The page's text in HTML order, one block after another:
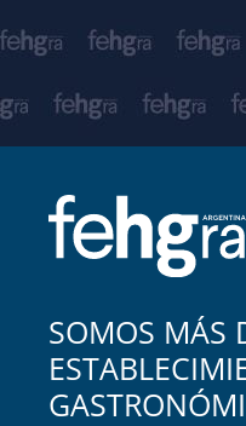
SOMOS MÁS